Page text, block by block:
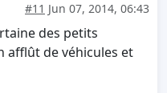
#11 Jun 07, 2014, 06:43
des petits
afflût de véhicules et